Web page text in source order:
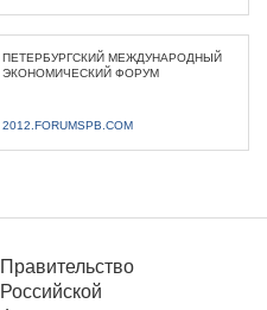
ПЕТЕРБУРГСКИЙ МЕЖДУНАРОДНЫЙ
ЭКОНОМИЧЕСКИЙ ФОРУМ
2012.FORUMSPB.COM
Правительство
Российской